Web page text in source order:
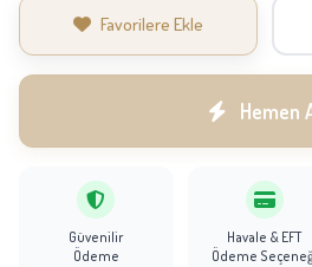
Favorilere Ekle
Hemen
Güvenilir
Ödeme
Havale & EFT
Ödeme